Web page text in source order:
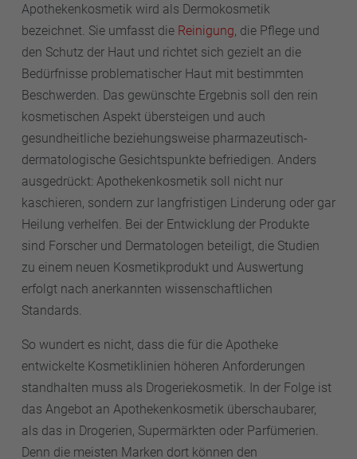
Apothekenkosmetik wird als Dermokosmetik
bezeichnet. Sie umfasst die Reinigung, die Pflege und
den Schutz der Haut und richtet sich gezielt an die
Bedürfnisse problematischer Haut mit bestimmten
Beschwerden. Das gewünschte Ergebnis soll den rein
kosmetischen Aspekt übersteigen und auch
gesundheitliche beziehungsweise pharmazeutisch-
dermatologische Gesichtspunkte befriedigen. Anders
ausgedrückt: Apothekenkosmetik soll nicht nur
kaschieren, sondern zur langfristigen Linderung oder gar
Heilung verhelfen. Bei der Entwicklung der Produkte
sind Forscher und Dermatologen beteiligt, die Studien
zu einem neuen Kosmetikprodukt und Auswertung
erfolgt nach anerkannten wissenschaftlichen
Standards.
So wundert es nicht, dass die für die Apotheke
entwickelte Kosmetiklinien höheren Anforderungen
standhalten muss als Drogeriekosmetik. In der Folge ist
das Angebot an Apothekenkosmetik überschaubarer,
als das in Drogerien, Supermärkten oder Parfümerien.
Denn die meisten Marken dort können den